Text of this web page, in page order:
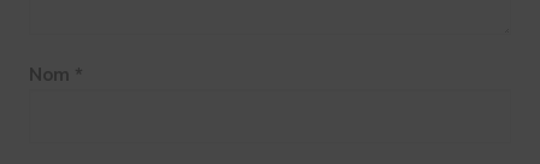
Nom *